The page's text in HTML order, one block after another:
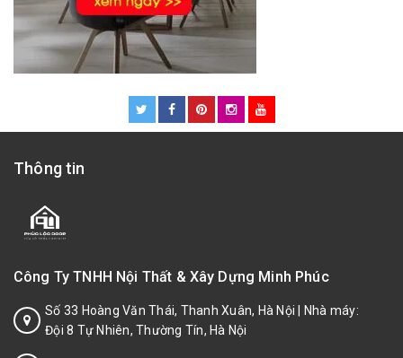
Thông tin
Công Ty TNHH Nội Thất & Xây Dựng Minh Phúc
Số 33 Hoàng Văn Thái, Thanh Xuân, Hà Nội | Nhà máy:
Đội 8 Tự Nhiên, Thường Tín, Hà Nội